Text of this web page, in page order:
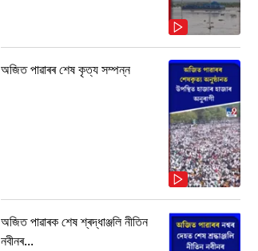
অজিত পাৱাৰৰ শেষ কৃত্য সম্পন্ন
অজিত পাৱাৰক শেষ শ্ৰদ্ধাঞ্জলি নীতিন
নবীনৰ...